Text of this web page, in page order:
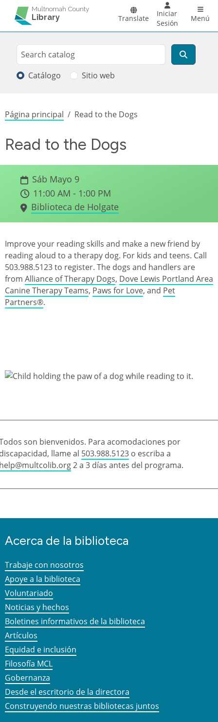
Pasar al contenido principal
Multnomah County
Library Translate
Iniciar
Sesión
Menú
Search
Buscar
Catálogo Sitio web
Sobrescribir enlaces de ayuda a la
Página principal Read to the Dogs
Read to the Dogs
Sáb Mayo 9
11:00 AM - 1:00 PM
Biblioteca de Holgate
Improve your reading skills and make a new friend by
reading aloud to a therapy dog. For kids and teens. Call
503.988.5123 to register. The dogs and handlers are
from Alliance of Therapy Dogs, Dove Lewis Portland Area
Canine Therapy Teams, Paws for Love, and Pet
Partners®.
son bienvenidos. Para acomodaciones por
llame al 503.988.5123 o escriba a
2 a 3 días antes del programa.
Acerca de la biblioteca
Trabaje con nosotros
Apoye a la biblioteca
Voluntariado
Noticias y hechos
Boletines informativos de la biblioteca
Artículos
Equidad e inclusión
Filosofía MCL
Gobernanza
Desde el escritorio de la directora
Construyendo nuestras bibliotecas juntos